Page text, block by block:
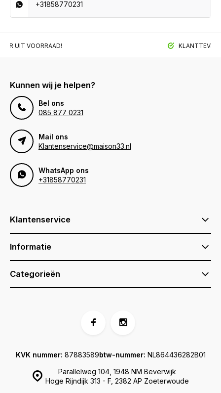
+31858770231
UIT VOORRAAD!
Kunnen wij je helpen?
Bel ons
085 877 0231
Mail ons
Klantenservice@maison33.nl
WhatsApp ons
+31858770231
Klantenservice
Informatie
Categorieën
Parallelweg 104, 1948 NM Beverwijk
Hoge Rijndijk 313 - F, 2382 AP Zoeterwoude
KVK nummer: 87883589btw-nummer: NL864436282B01